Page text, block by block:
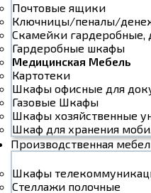
Почтовые ящики
Ключницы/пеналы/
Скамейки гардеробные,
Гардеробные шкафы
Медицинская Мебель
Картотеки
Шкафы офисные для
Газовые Шкафы
Шкафы хозяйственные
Шкаф для хранения
Производственная
Шкафы
Стеллажи полочные